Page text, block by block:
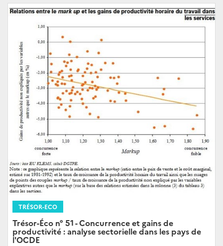
TRÉSOR-ECO
Trésor-Éco n° 51 - Concurrence et gains de
productivité : analyse sectorielle dans les pays de
l'OCDE